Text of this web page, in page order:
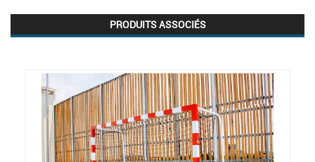
PRODUITS ASSOCIÉS